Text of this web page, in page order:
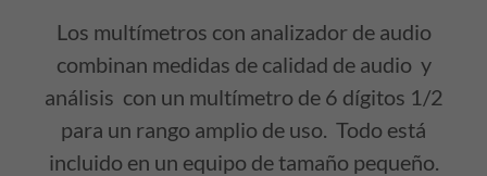
Los multímetros con analizador de audio
combinan medidas de calidad de audio y
análisis con un multímetro de 6 dígitos 1/2
para un rango amplio de uso. Todo está
incluido en un equipo de tamaño pequeño.